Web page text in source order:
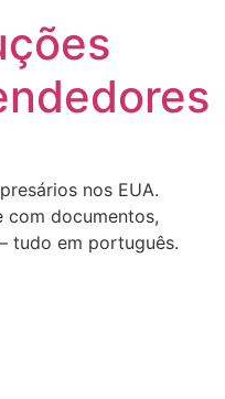
nos EUA.
com documentos,
tudo em português.